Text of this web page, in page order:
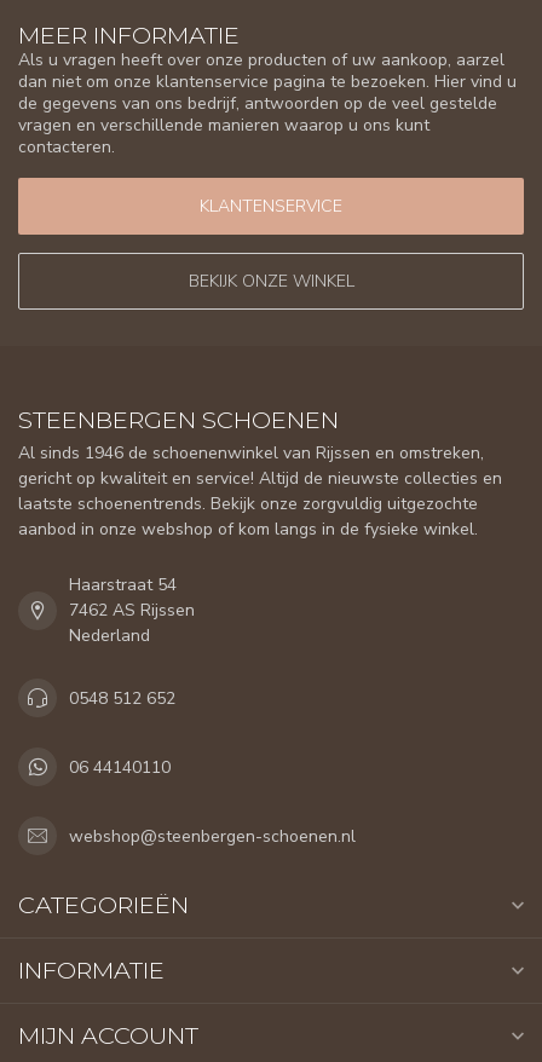
MEER INFORMATIE
Als u vragen heeft over onze producten of uw aankoop, aarzel
dan niet om onze klantenservice pagina te bezoeken. Hier vind u
de gegevens van ons bedrijf, antwoorden op de veel gestelde
vragen en verschillende manieren waarop u ons kunt
contacteren.
KLANTENSERVICE
BEKIJK ONZE WINKEL
STEENBERGEN SCHOENEN
Al sinds 1946 de schoenenwinkel van Rijssen en omstreken,
gericht op kwaliteit en service! Altijd de nieuwste collecties en
laatste schoenentrends. Bekijk onze zorgvuldig uitgezochte
aanbod in onze webshop of kom langs in de fysieke winkel.
Haarstraat 54
7462 AS Rijssen
Nederland
0548 512 652
06 44140110
webshop@steenbergen-schoenen.nl
CATEGORIEËN
INFORMATIE
MIJN ACCOUNT